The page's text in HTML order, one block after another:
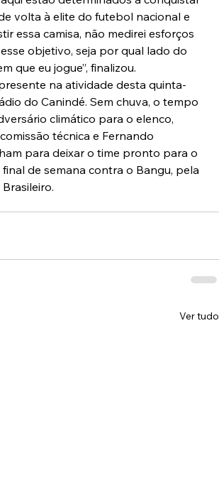
volta à elite do futebol nacional e
essa camisa, não medirei esforços
objetivo, seja por qual lado do
que eu jogue”, finalizou.
na atividade desta quinta-
do Canindé. Sem chuva, o tempo
climático para o elenco,
técnica e Fernando
para deixar o time pronto para o
de semana contra o Bangu, pela
Ver tudo